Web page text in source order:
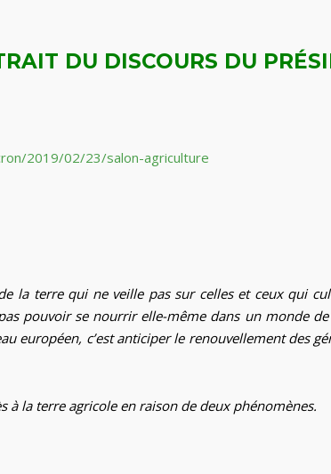
DU DISCOURS DU
2019/02/23/salon-agriculture
la terre qui ne veille pas sur celles et ceux qui
pouvoir se nourrir elle-même dans un monde
européen, c’est anticiper le renouvellement des
à la terre agricole en raison de deux phénomènes.